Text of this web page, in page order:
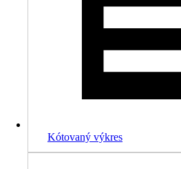
Kótovaný výkres